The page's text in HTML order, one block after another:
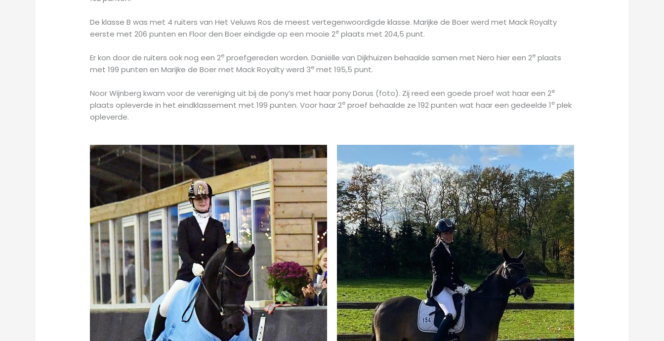
De klasse B was met 4 ruiters van Het Veluws Ros de meest vertegenwoordigde klasse. Marijke de Boer werd met Mack Royalty
eerste met 206 punten en Floor den Boer eindigde op een mooie 2e plaats met 204,5 punt.
Er kon door de ruiters ook nog een 2e proefgereden worden. Daniëlle van Dijkhuizen behaalde samen met Nero hier een 2e plaats
met 199 punten en Marijke de Boer met Mack Royalty werd 3e met 195,5 punt.
Noor Wijnberg kwam voor de vereniging uit bij de pony’s met haar pony Dorus (foto). Zij reed een goede proef wat haar een 2e
plaats opleverde in het eindklassement met 199 punten. Voor haar 2e proef behaalde ze 192 punten wat haar een gedeelde 1e plek
opleverde.